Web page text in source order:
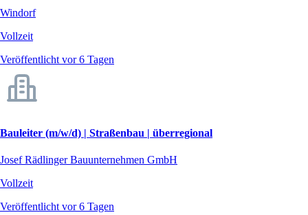
Windorf
Vollzeit
Veröffentlicht vor 6 Tagen
Bauleiter (m/w/d) | Straßenbau | überregional
Josef Rädlinger Bauunternehmen GmbH
Vollzeit
Veröffentlicht vor 6 Tagen